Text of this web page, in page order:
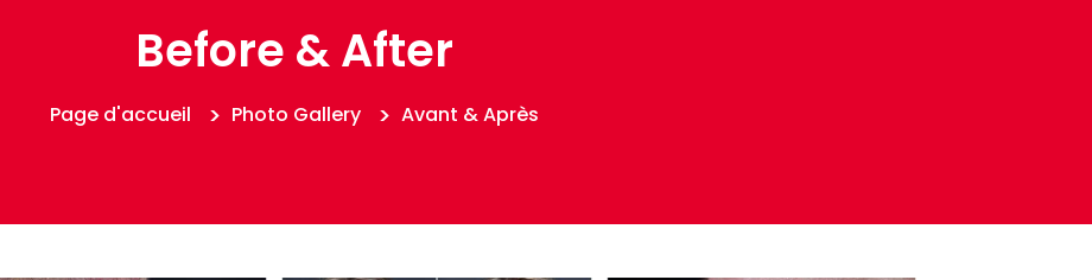
Before & After
Page d'accueil Photo Gallery Avant & Après